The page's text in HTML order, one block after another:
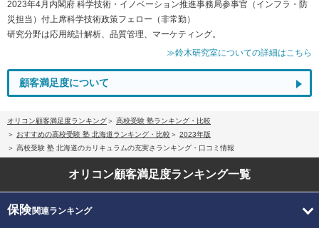
2023年4月内閣府 科学技術・イノベーション推進事務局参事官（インフラ・防
災担当）付上席科学技術政策フェロー（非常勤）
研究分野は応用統計解析、品質管理、マーケティング。
≫鈴木研究室についての詳細はこちら
顧客満足度について
オリコン顧客満足度ランキング
高校受験 塾ランキング・比較
おすすめの高校受験 塾 北海道ランキング・比較
2023年版
高校受験 塾 北海道のカリキュラムの充実さランキング・口コミ情報
オリコン顧客満足度ランキング一覧
保険関連ランキング